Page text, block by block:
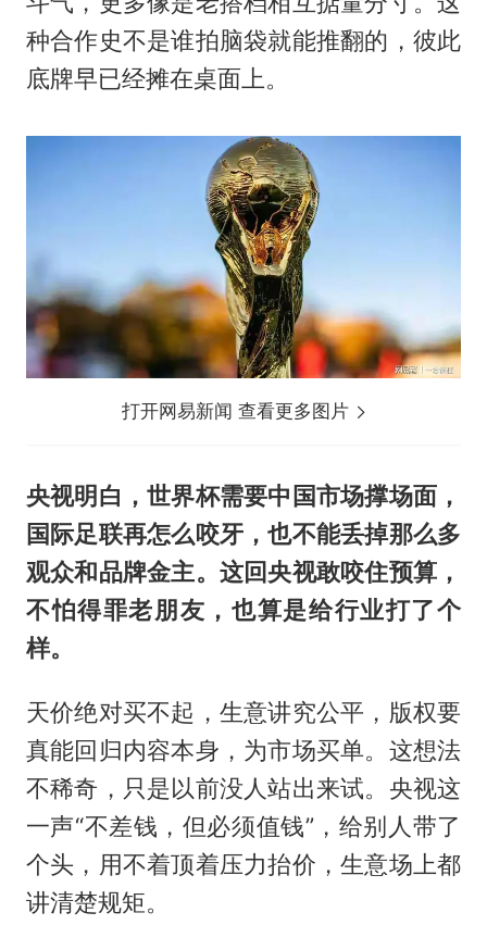
种合作史不是谁拍脑袋就能推翻的，彼此
底牌早已经摊在桌面上。
打开网易新闻 查看更多图片
央视明白，世界杯需要中国市场撑场面，
国际足联再怎么咬牙，也不能丢掉那么多
观众和品牌金主。这回央视敢咬住预算，
不怕得罪老朋友，也算是给行业打了个
样。
天价绝对买不起，生意讲究公平，版权要
真能回归内容本身，为市场买单。这想法
不稀奇，只是以前没人站出来试。央视这
一声“不差钱，但必须值钱”，给别人带了
个头，用不着顶着压力抬价，生意场上都
讲清楚规矩。